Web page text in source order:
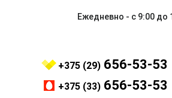
Ежедневно - с 9:00 до
+375 (29) 656-53-53
+375 (33) 656-53-53